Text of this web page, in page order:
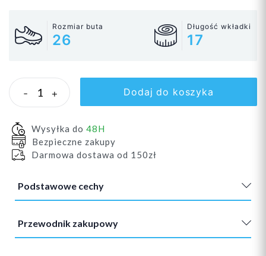
Rozmiar buta
26
Długość wkładki
17
- + Dodaj do koszyka
Wysyłka do 48H
Bezpieczne zakupy
Darmowa dostawa od 150zł
Podstawowe cechy
Przewodnik zakupowy